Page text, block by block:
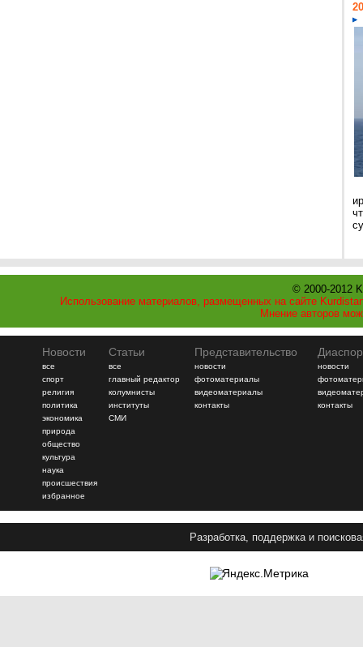
© 2000-2012
Использование материалов, размещенных на сайте
Мнение авторов
Новости
все
спорт
религия
политика
экономика
природа
общество
культура
наука
происшествия
избранное
Статьи
все
главный редактор
колумнисты
институты
СМИ
Представительство
новости
фотоматериалы
видеоматериалы
контакты
новости
контакты
Разработка, поддержка и